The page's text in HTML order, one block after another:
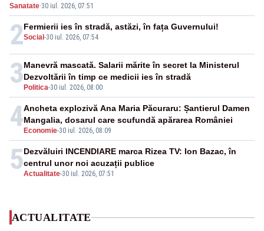
Sanatate·30 iul. 2026, 07:51
2Social -30 iul. 2026, 07:54
Fermierii ies în stradă, astăzi, în fața Guvernului!
3 Politica-30 iul. 2026, 08:00
Manevră mascată. Salarii mărite în secret la Ministerul
Dezvoltării în timp ce medicii ies în stradă
4 Economie-30 iul. 2026, 08:09
Ancheta explozivă Ana Maria Păcuraru: Șantierul Damen
Mangalia, dosarul care scufundă apărarea României
5Actualitate-30 iul. 2026, 07:51
Dezvăluiri INCENDIARE marca Rizea TV: Ion Bazac, în
centrul unor noi acuzații publice
ACTUALITATE